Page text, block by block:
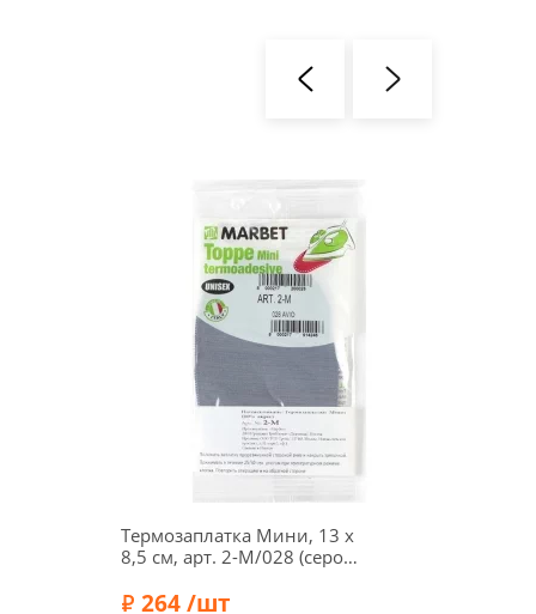
Термозаплатка Мини, 13 х
8,5 см, арт. 2-М/028 (серо-
264 /шт